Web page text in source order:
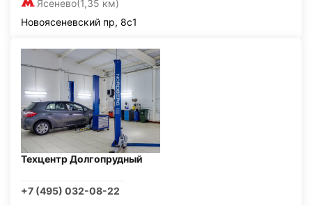
Ясенево(1,35 км)
Новоясеневский пр, 8с1
Техцентр Долгопрудный
+7 (495) 032-08-22